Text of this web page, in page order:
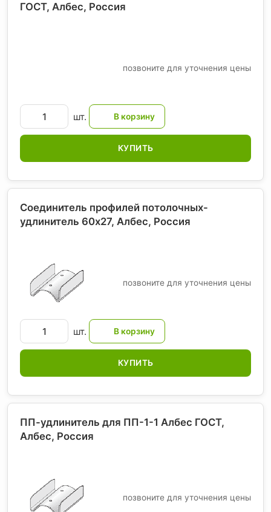
ГОСТ, Албес, Россия
позвоните для уточнения цены
шт.
КУПИТЬ
Соединитель профилей потолочных-
удлинитель 60х27, Албес, Россия
позвоните для уточнения цены
шт.
КУПИТЬ
ПП-удлинитель для ПП-1-1 Албес ГОСТ,
Албес, Россия
позвоните для уточнения цены